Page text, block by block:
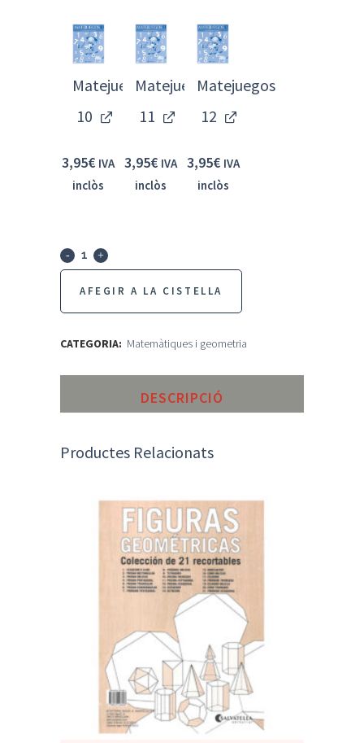
Matejuegos
10
3,95€ IVA
inclòs
Matejuegos
11
3,95€ IVA
inclòs
Matejuegos
12
3,95€ IVA
inclòs
Colección:
Matejuegos
quantity
AFEGIR A LA CISTELLA
CATEGORIA: Matemàtiques i geometria
DESCRIPCIÓ
Productes Relacionats